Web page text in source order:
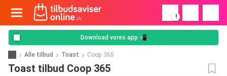
!
Download vores app 📲
Alle tilbud Toast Coop 365
Toast tilbud Coop 365